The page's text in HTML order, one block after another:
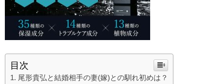
目次
尾形貴弘と結婚相手の妻(嫁)との馴れ初めは？